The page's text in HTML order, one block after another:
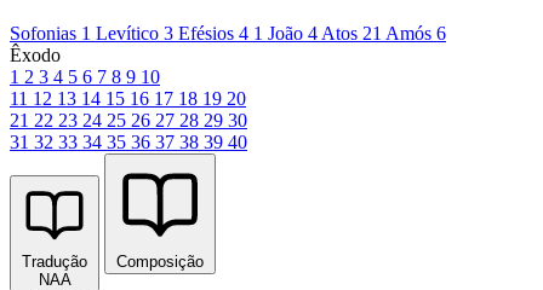
Sofonias 1 Levítico 3 Efésios 4 1 João 4 Atos 21 Amós 6
Êxodo
1 2 3 4 5 6 7 8 9 10
11 12 13 14 15 16 17 18 19 20
21 22 23 24 25 26 27 28 29 30
31 32 33 34 35 36 37 38 39 40
Tradução
NAA
Composição